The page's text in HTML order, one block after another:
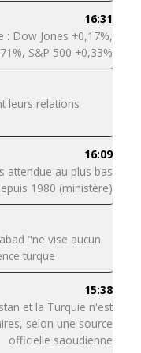
16:31
: Dow Jones +0,17%,
S&P 500 +0,33%
leurs relations
16:09
attendue au plus bas
1980 (ministère)
"ne vise aucun
turque
15:38
et la Turquie n'est
selon une source
officielle saoudienne